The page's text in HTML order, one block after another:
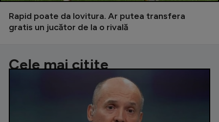
Rapid poate da lovitura. Ar putea transfera
gratis un jucător de la o rivală
Cele mai citite